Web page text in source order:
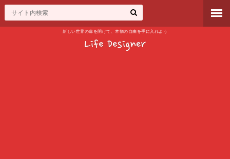
新しい世界の扉を開けて、本物の自由を手に入れよう